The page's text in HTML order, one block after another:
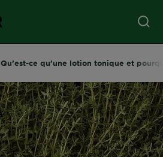
Qu’est-ce qu’une lotion tonique et